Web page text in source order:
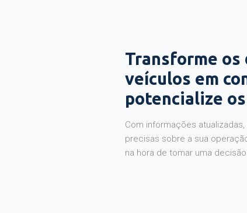
Transforme os
veículos em
potencialize
Com informações
precisas sobre a sua
na hora de tomar uma